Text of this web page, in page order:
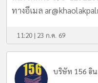
ทางอีเมล
11:20 | 23 ก.ค. 69
บริษัท 156 อิน